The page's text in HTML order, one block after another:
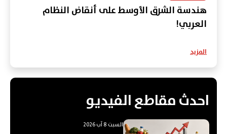
هندسة الشرق الأوسط على أنقاض النظام
العربي!
المزيد
احدث مقاطع الفيديو
السبت 8 آب 2026